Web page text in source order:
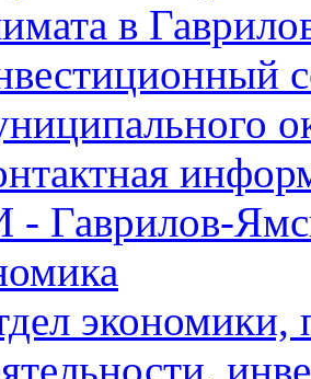
в
Гаврилов-
экономики,